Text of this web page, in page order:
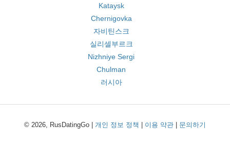
Kataysk
Chernigovka
자비틴스크
실리셀부르크
Nizhniye Sergi
Chulman
러시아
© 2026, RusDatingGo | 개인 정보 정책 이용 약관 문의하기